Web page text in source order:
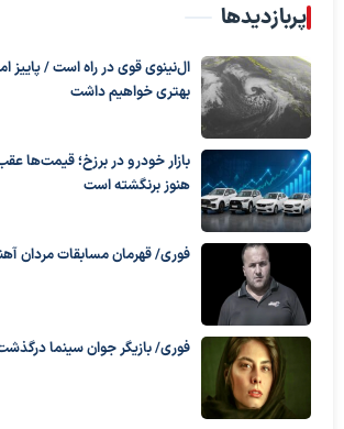
پربازدیدها
ال‌نینوی قوی در راه است /
بهتری خواهیم داشت
بازار خودرو در برزخ؛ قیمت‌ها
هنوز برنگشته است
فوری/ قهرمان مسابقات مردان
فوری/ بازیگر جوان سینما